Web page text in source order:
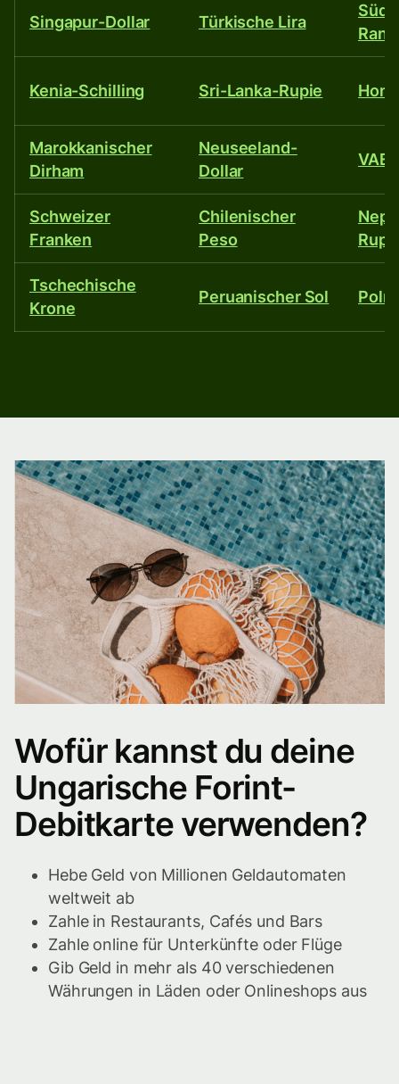
Singapur-Dollar Türkische Lira
Rand
Kenia-Schilling Sri-Lanka-Rupie
Marokkanischer
Dirham
Neuseeland-
Dollar
Schweizer
Franken
Chilenischer
Peso
Tschechische
Krone
Peruanischer Sol
Wofür kannst du deine
Ungarische Forint-
Debitkarte verwenden?
Hebe Geld von Millionen Geldautomaten
weltweit ab
Zahle in Restaurants, Cafés und Bars
Zahle online für Unterkünfte oder Flüge
Gib Geld in mehr als 40 verschiedenen
Währungen in Läden oder Onlineshops aus